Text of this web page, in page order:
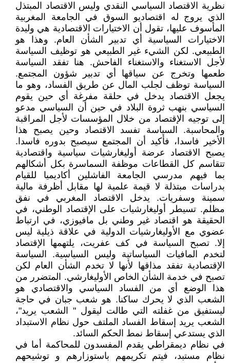
نظرية الاقتصاد السياسي النقدي وليس الاقتصاد المبتذل
الذي يروج له اقتصاديو السوق في الجامعة المغربية
المأسوف عليها، تقول أن الاختيارات الاقتصادية هي وليدة
الاختيارات السياسية أي تدبير الشأن العام. وهذا هو
الطبيعي. لكن الشيء غير الطبيعي هو توظيف السياسة
لأجل الاستغناء والاستغناء الفاحش. هنا تفقد السياسة
طعمها وتخرج عن سياقها أي تدبير شؤون المجتمع.
السياسة توظف لجلب المال عن طريق الفساد، وهو ما
يجعل الاقتصاد يدخل في حلقة مفرغة أي حين يقوم
السياسي بنهب ثروة البلاد في حين أن السياسي مدعو
إلى توجيه الإقتصاد من خلال المؤسسات لأجل المراقبة
والمحاسبة. السياسة تفسد الاقتصاد وحين يصبح هذا
الأخير فاسدا، فأكيد أن المجتمع سيصبح بدوره فاسدا.
يصبح الاقتصاد عرضة أوليغارشيات سياسية واقتصادية
تتقاسم كل القطاعات موظفة السماسرة بكل أشكالهم
بما فيهم مدرسي الجامعة الفاشلين أكاديميا للقيام
بدراسات مبتذلة لا قيمة علمية لها مقابل أظرفة مالية
سمينة وسفريات. يدخل الاقتصاد المغربي في نفق
مظلم. تسيطر أوليغارشيات على الإقتصاد الوطني، في
الحقيقة هو اقتصاد غير وطني بل مافيوزي، في ارتباط
عضوي مع الأوليغارشيات الدولية في علاقة ذيلية ليس
إلا. تصبح السياسة في كف عفريت، يلتهمها الإقتصاد
لتخدم المافيات السياساتية وليس السياسية. السياسة
الإقتصادية تفقد مذاقها لأنها لا تخدم الشأن العام لكن
تصبح في خدمة الشأن الخاص الأوليغارشي. المتضرر من
هذا الوضع أي من الفساد السياسي والاقتصادي هو
الشعب الذي لا يحرك ساكنا. هو شعب جبان في حاجة
ليستفيق من غفلته التي طالت ليقول " الشعب يريد"،
الشعب يريد إسقاط الفساد الملتف حول نظام الاستبداد
الذي يستدعي إسقاط نمط الحكم السائد.
في نظام ديمقراطي يقدم المفسدون للمحاكمة أما في
نظام مستبد، فيتم تكريمهم باستوزارهم و توشيحهم